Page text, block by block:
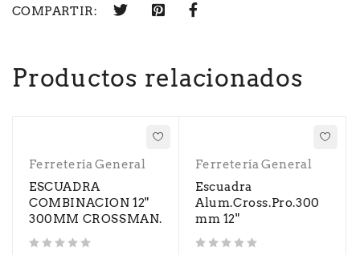
COMPARTIR:
Productos relacionados
Ferretería General
ESCUADRA
COMBINACION 12"
300MM CROSSMAN.
Ferretería General
Escuadra
Alum.Cross.Pro.300
mm 12"